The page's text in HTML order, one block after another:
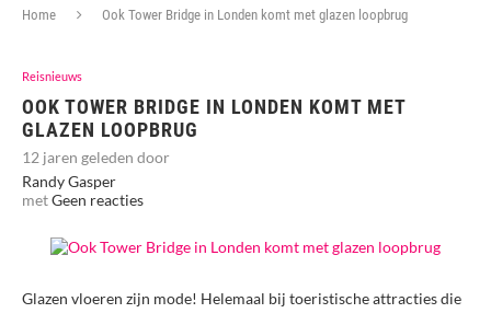
Home Ook Tower Bridge in Londen komt met glazen loopbrug
Reisnieuws
OOK TOWER BRIDGE IN LONDEN KOMT MET
GLAZEN LOOPBRUG
12 jaren geleden door
Randy Gasper
metGeen reacties
Glazen vloeren zijn mode! Helemaal bij toeristische attracties die